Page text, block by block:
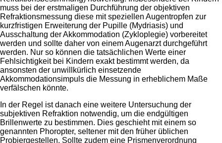
muss bei der erstmaligen Durchführung der objektiven
Refraktionsmessung diese mit speziellen Augentropfen zur
kurzfristigen Erweiterung der Pupille (Mydriasis) und
Ausschaltung der Akkommodation (Zykloplegie) vorbereitet
werden und sollte daher von einem Augenarzt durchgeführt
werden. Nur so können die tatsächlichen Werte einer
Fehlsichtigkeit bei Kindern exakt bestimmt werden, da
ansonsten der unwillkürlich einsetzende
Akkommodationsimpuls die Messung in erheblichem Maße
verfälschen könnte.
In der Regel ist danach eine weitere Untersuchung der
subjektiven Refraktion notwendig, um die endgültigen
Brillenwerte zu bestimmen. Dies geschieht mit einem so
genannten Phoropter, seltener mit den früher üblichen
Probiergestellen. Sollte zudem eine Prismenverordnung